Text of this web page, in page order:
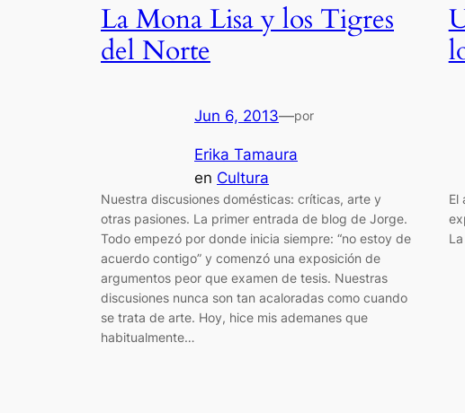
La Mona Lisa y los Tigres
del Norte
Jun 6, 2013—por
Erika Tamaura
en Cultura
Nuestra discusiones domésticas: críticas, arte y
otras pasiones. La primer entrada de blog de Jorge.
Todo empezó por donde inicia siempre: “no estoy de
acuerdo contigo” y comenzó una exposición de
argumentos peor que examen de tesis. Nuestras
discusiones nunca son tan acaloradas como cuando
se trata de arte. Hoy, hice mis ademanes que
habitualmente…
El